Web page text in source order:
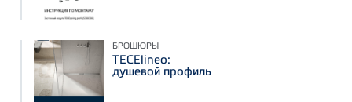
БРОШЮРЫ
TECElineo:
душевой профиль